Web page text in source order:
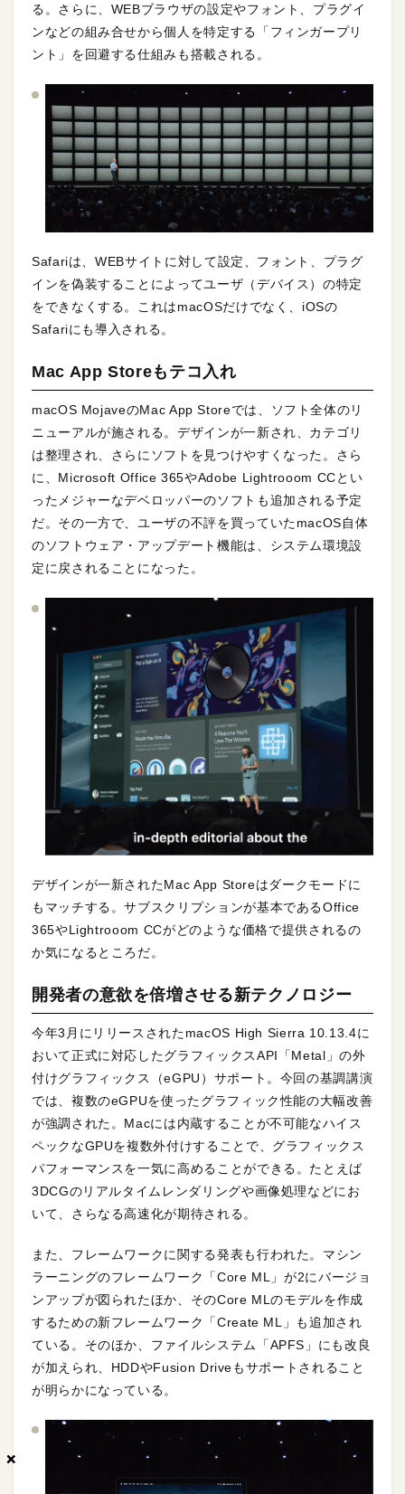
×
×
×
る。さらに、WEBブラウザの設定やフォント、プラグイ
ンなどの組み合せから個人を特定する「フィンガープリ
ント」を回避する仕組みも搭載される。
Safariは、WEBサイトに対して設定、フォント、プラグ
インを偽装することによってユーザ（デバイス）の特定
をできなくする。これはmacOSだけでなく、iOSの
Safariにも導入される。
Mac App Storeもテコ入れ
macOS MojaveのMac App Storeでは、ソフト全体のリ
ニューアルが施される。デザインが一新され、カテゴリ
は整理され、さらにソフトを見つけやすくなった。さら
に、Microsoft Office 365やAdobe Lightrooom CCとい
ったメジャーなデベロッパーのソフトも追加される予定
だ。その一方で、ユーザの不評を買っていたmacOS自体
のソフトウェア・アップデート機能は、システム環境設
定に戻されることになった。
デザインが一新されたMac App Storeはダークモードに
もマッチする。サブスクリプションが基本であるOffice
365やLightrooom CCがどのような価格で提供されるの
か気になるところだ。
開発者の意欲を倍増させる新テクノロジー
今年3月にリリースされたmacOS High Sierra 10.13.4に
おいて正式に対応したグラフィックスAPI「Metal」の外
付けグラフィックス（eGPU）サポート。今回の基調講演
では、複数のeGPUを使ったグラフィック性能の大幅改善
が強調された。Macには内蔵することが不可能なハイス
ペックなGPUを複数外付けすることで、グラフィックス
パフォーマンスを一気に高めることができる。たとえば
3DCGのリアルタイムレンダリングや画像処理などにお
いて、さらなる高速化が期待される。
また、フレームワークに関する発表も行われた。マシン
ラーニングのフレームワーク「Core ML」が2にバージョ
ンアップが図られたほか、そのCore MLのモデルを作成
するための新フレームワーク「Create ML」も追加され
ている。そのほか、ファイルシステム「APFS」にも改良
が加えられ、HDDやFusion Driveもサポートされること
が明らかになっている。